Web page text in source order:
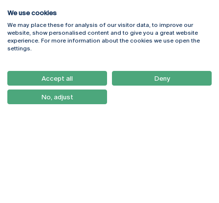
Rua Diogo Botelho 1327
4169-005 Porto
+351 226 196 240
Campus Online
Webmail
Como Chegar
Newsletter
We use cookies
We may place these for analysis of our visitor data, to improve our
website, show personalised content and to give you a great website
experience. For more information about the cookies we use open the
settings.
Accept all Deny
No, adjust